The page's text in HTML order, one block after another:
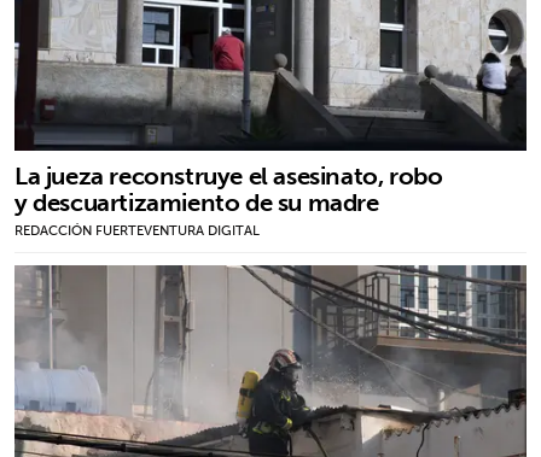
La jueza reconstruye el asesinato, robo
y descuartizamiento de su madre
REDACCIÓN FUERTEVENTURA DIGITAL